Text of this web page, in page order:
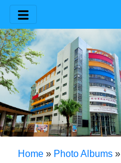
Home » Photo Albums »